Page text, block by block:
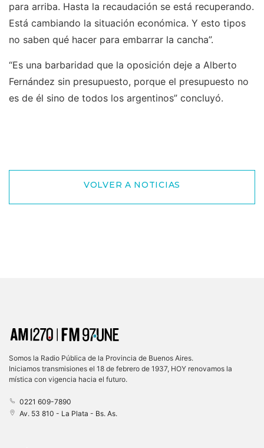
para arriba. Hasta la recaudación se está recuperando.
Está cambiando la situación económica. Y esto tipos
no saben qué hacer para embarrar la cancha”.
“Es una barbaridad que la oposición deje a Alberto
Fernández sin presupuesto, porque el presupuesto no
es de él sino de todos los argentinos” concluyó.
VOLVER A NOTICIAS
Somos la Radio Pública de la Provincia de Buenos Aires.
Iniciamos transmisiones el 18 de febrero de 1937, HOY renovamos la
mística con vigencia hacia el futuro.
0221 609-7890
Av. 53 810 - La Plata - Bs. As.